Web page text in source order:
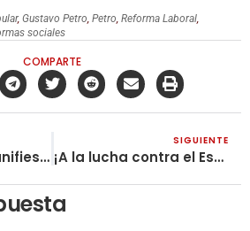
,Gustavo Petro,Petro,Reforma Laboral,
sociales
COMPARTE
¿Qué pone de manifiesto el reciente caso de abuso en un hogar del ICBF?
SIGUIENTE
¡A la lucha contra el Estado y los ricos explotadores!